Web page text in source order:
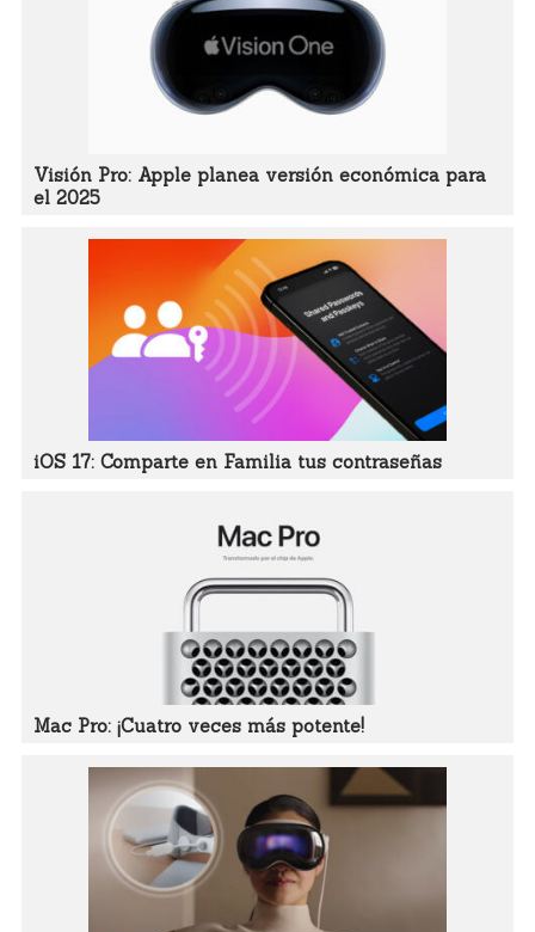
Visión Pro: Apple planea versión económica para
el 2025
iOS 17: Comparte en Familia tus contraseñas
Mac Pro: ¡Cuatro veces más potente!